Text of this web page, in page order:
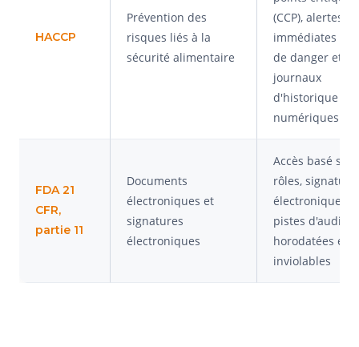
HACCP
Prévention des
risques liés à la
sécurité alimentaire
(CCP), alertes
immédiates en
de danger et
journaux
d'historique
numériques
FDA 21
CFR,
partie 11
Documents
électroniques et
signatures
électroniques
Accès basé sur
rôles,
électroniques
pistes d'audit
horodatées et
inviolables